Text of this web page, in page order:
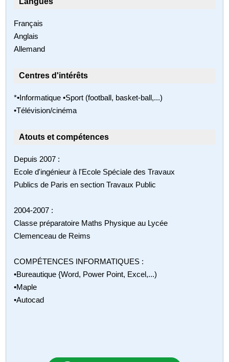
Français
Anglais
Allemand
Centres d'intérêts
*•Informatique •Sport (football, basket-ball,...)
•Télévision/cinéma
Atouts et compétences
Depuis 2007 :
Ecole d'ingénieur à l'Ecole Spéciale des Travaux
Publics de Paris en section Travaux Public
2004-2007 :
Classe préparatoire Maths Physique au Lycée
Clemenceau de Reims
COMPÉTENCES INFORMATIQUES :
•Bureautique {Word, Power Point, Excel,...)
•Maple
•Autocad